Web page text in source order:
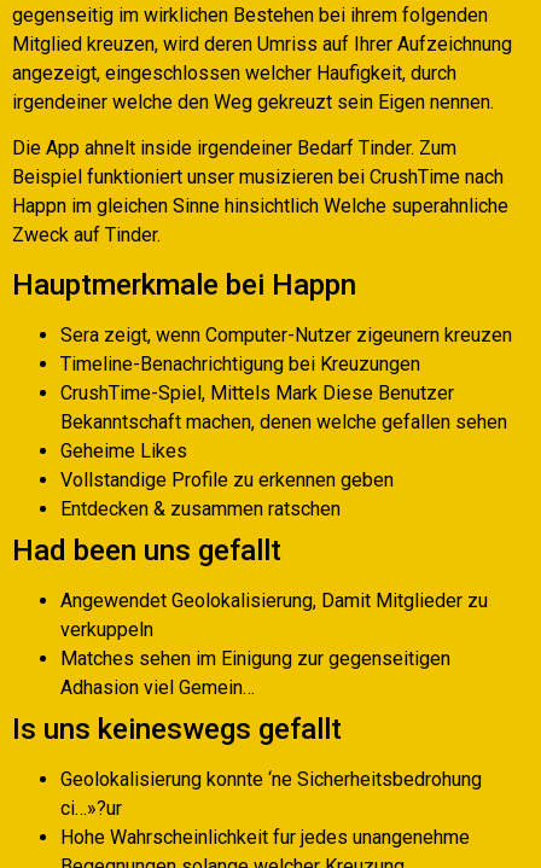
gegenseitig im wirklichen Bestehen bei ihrem folgenden
Mitglied kreuzen, wird deren Umriss auf Ihrer Aufzeichnung
angezeigt, eingeschlossen welcher Haufigkeit, durch
irgendeiner welche den Weg gekreuzt sein Eigen nennen.
Die App ahnelt inside irgendeiner Bedarf Tinder. Zum
Beispiel funktioniert unser musizieren bei CrushTime nach
Happn im gleichen Sinne hinsichtlich Welche superahnliche
Zweck auf Tinder.
Hauptmerkmale bei Happn
Sera zeigt, wenn Computer-Nutzer zigeunern kreuzen
Timeline-Benachrichtigung bei Kreuzungen
CrushTime-Spiel, Mittels Mark Diese Benutzer
Bekanntschaft machen, denen welche gefallen sehen
Geheime Likes
Vollstandige Profile zu erkennen geben
Entdecken & zusammen ratschen
Had been uns gefallt
Angewendet Geolokalisierung, Damit Mitglieder zu
verkuppeln
Matches sehen im Einigung zur gegenseitigen
Adhasion viel Gemein…
Is uns keineswegs gefallt
Geolokalisierung konnte ‘ne Sicherheitsbedrohung
ci…»?ur
Hohe Wahrscheinlichkeit fur jedes unangenehme